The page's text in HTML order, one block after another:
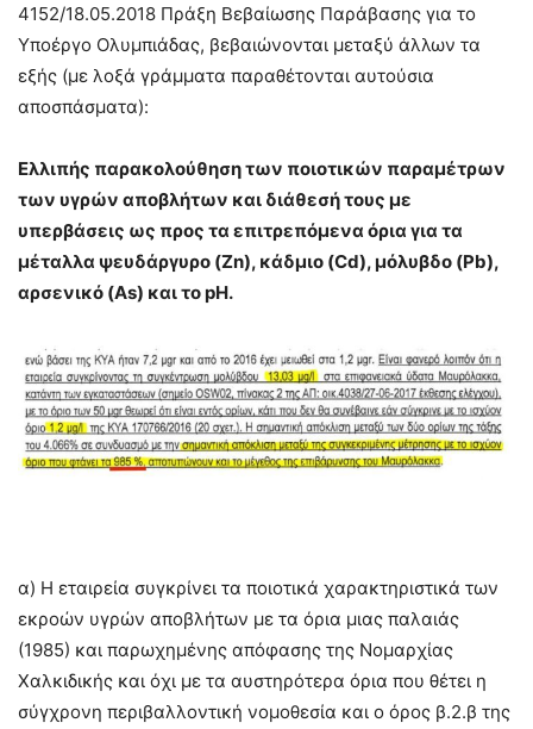
4152/18.05.2018 Πράξη Βεβαίωσης Παράβασης για το
Υποέργο Ολυμπιάδας, βεβαιώνονται μεταξύ άλλων τα
εξής (με λοξά γράμματα παραθέτονται αυτούσια
αποσπάσματα):
Ελλιπής παρακολούθηση των ποιοτικών παραμέτρων
των υγρών αποβλήτων και διάθεσή τους με
υπερβάσεις ως προς τα επιτρεπόμενα όρια για τα
μέταλλα ψευδάργυρο (Zn), κάδμιο (Cd), μόλυβδο (Pb),
αρσενικό (As) και το pH.
α) Η εταιρεία συγκρίνει τα ποιοτικά χαρακτηριστικά των
εκροών υγρών αποβλήτων με τα όρια μιας παλαιάς
(1985) και παρωχημένης απόφασης της Νομαρχίας
Χαλκιδικής και όχι με τα αυστηρότερα όρια που θέτει η
σύγχρονη περιβαλλοντική νομοθεσία και ο όρος β.2.β της